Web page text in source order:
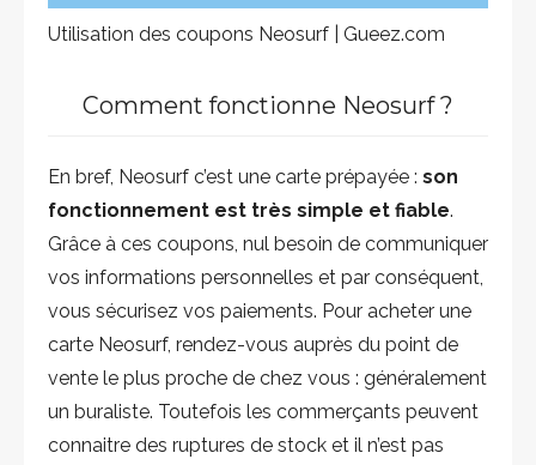
Utilisation des coupons Neosurf | Gueez.com
Comment fonctionne Neosurf ?
En bref, Neosurf c’est une carte prépayée : son
fonctionnement est très simple et fiable.
Grâce à ces coupons, nul besoin de communiquer
vos informations personnelles et par conséquent,
vous sécurisez vos paiements. Pour acheter une
carte Neosurf, rendez-vous auprès du point de
vente le plus proche de chez vous : généralement
un buraliste. Toutefois les commerçants peuvent
connaitre des ruptures de stock et il n’est pas